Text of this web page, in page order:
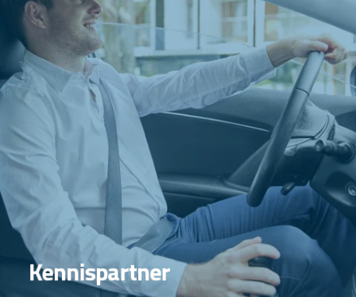
Kennispartner
Meer dan een service